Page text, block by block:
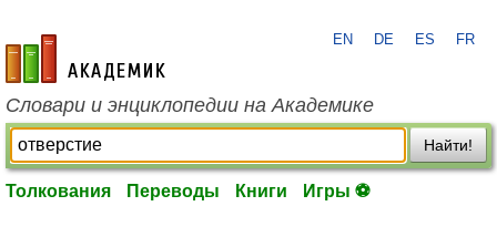
academic.ru
EN DE ES FR
Словари и энциклопедии на Академике
Найти!
Толкования Переводы Книги Игры ⚽